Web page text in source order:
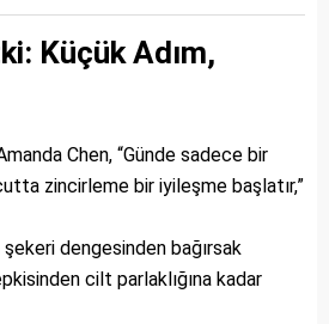
Küçük Adım,
Chen, “Günde sadece bir
zincirleme bir iyileşme başlatır,”
dengesinden bağırsak
cilt parlaklığına kadar